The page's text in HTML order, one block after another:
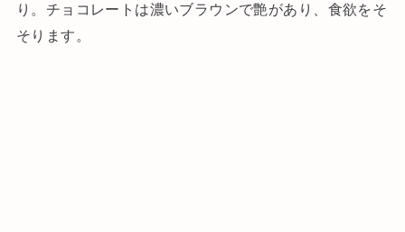
り。チョコレートは濃いブラウンで艶があり、食欲をそ
そります。